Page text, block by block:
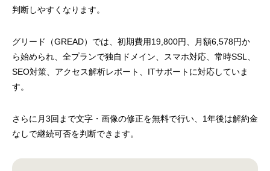
判断しやすくなります。
グリード（GREAD）では、初期費用19,800円、月額6,578円か
ら始められ、全プランで独自ドメイン、スマホ対応、常時SSL、
SEO対策、アクセス解析レポート、ITサポートに対応していま
す。
さらに月3回まで文字・画像の修正を無料で行い、1年後は解約金
なしで継続可否を判断できます。